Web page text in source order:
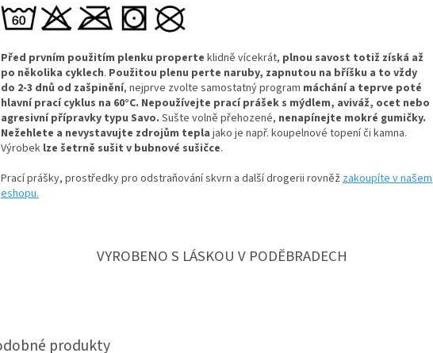
Před prvním použitím plenku properte klidně vícekrát, plnou savost totiž získá až
po několika cyklech. Použitou plenu perte naruby, zapnutou na bříšku a to vždy
do 2-3 dnů od zašpinění, nejprve zvolte samostatný program máchání a teprve poté
hlavní prací cyklus na 60°C. Nepoužívejte prací prášek s mýdlem, aviváž, ocet nebo
agresivní přípravky typu Savo. Sušte volně přehozené, nenapínejte mokré gumičky.
Nežehlete a nevystavujte zdrojům tepla jako je např. koupelnové topení či kamna.
Výrobek lze šetrně sušit v bubnové sušičce.
Prací prášky, prostředky pro odstraňování skvrn a další drogerii rovněž zakoupíte v našem
eshopu.
VYROBENO S LÁSKOU V PODĚBRADECH